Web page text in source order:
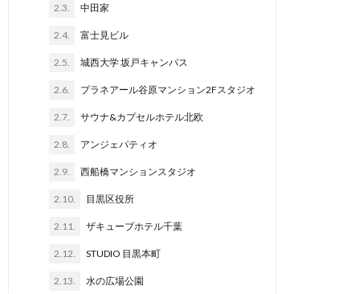
2.3. 中田家
2.4. 富士見ビル
2.5. 城西大学 坂戸キャンパス
2.6. プラネアール谷原マンション2Fスタジオ
2.7. サウナ&カプセルホテル北欧
2.8. アンジェパティオ
2.9. 西船橋マンションスタジオ
2.10. 目黒区役所
2.11. ザキューブホテル千葉
2.12. STUDIO 目黒本町
2.13. 水の広場公園